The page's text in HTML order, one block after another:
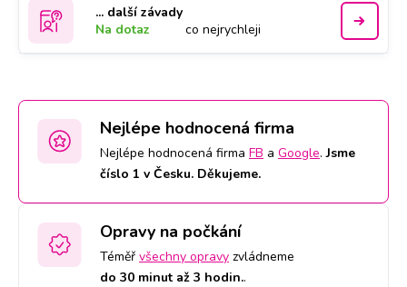
... další závady
Na dotaz
co nejrychleji
Nejlépe hodnocená firma
Nejlépe hodnocená firma FB a Google.Jsme
číslo 1 v Česku. Děkujeme.
Opravy na počkání
Téměř všechny opravy zvládneme
do 30 minut až 3 hodin..